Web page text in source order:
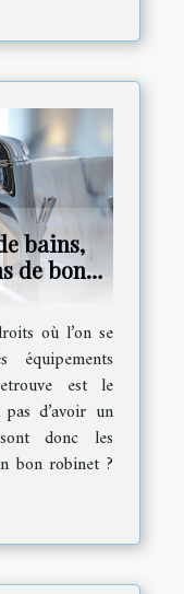
bains,
de bons
où l’on se
est le
d’avoir un
donc les
bon robinet ?